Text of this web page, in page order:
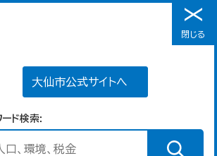
メニュー
大仙市公式サイトへ
ード検索
閉じる